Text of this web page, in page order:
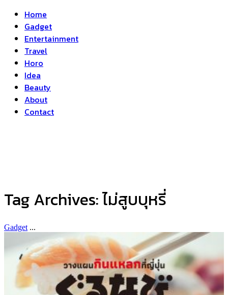
Home
Gadget
Entertainment
Travel
Horo
Idea
Beauty
About
Contact
Tag Archives:ไม่สูบบุหรี่
Gadget ...